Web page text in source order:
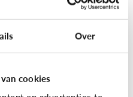
Over
cookies
of